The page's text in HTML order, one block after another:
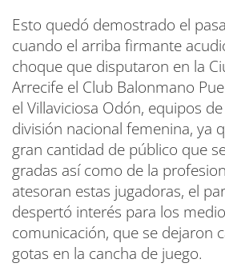
Esto quedó demostrado el
cuando el arriba firmante
choque que disputaron en la
Arrecife el Club Balonmano
el Villaviciosa Odón, equipos
división nacional femenina, ya
gran cantidad de público que
gradas así como de la
atesoran estas jugadoras, el
despertó interés para los
comunicación, que se dejaron
gotas en la cancha de juego.